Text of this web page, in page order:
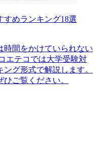
すめランキング18選
時間をかけていられない
エテコでは大学受験対
グ形式で解説します。
ご覧ください。